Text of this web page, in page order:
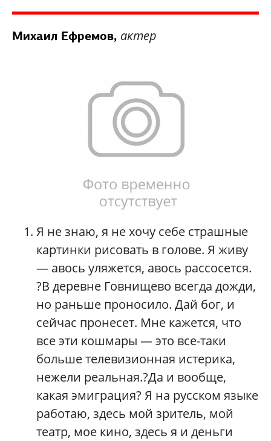
Михаил Ефремов, актер
Я не знаю, я не хочу себе страшные
картинки рисовать в голове. Я живу
— авось уляжется, авось рассосется.
?В деревне Говнищево всегда дожди,
но раньше проносило. Дай бог, и
сейчас пронесет. Мне кажется, что
все эти кошмары — это все-таки
больше телевизионная истерика,
нежели реальная.?Да и вообще,
какая эмиграция? Я на русском языке
работаю, здесь мой зритель, мой
театр, мое кино, здесь я и деньги